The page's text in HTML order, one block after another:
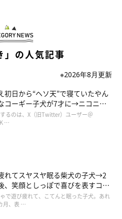
でに12kgあり、これからまだま
」の人気記事
※2026年8月更新
初日から“ヘソ天”で寝ていたやん
コーギー子犬が7才に→ニコニ
ギースマイル”が魅力のコに成
るのは、X（旧Twitter）ユーザー＠
…
れてスヤスヤ眠る柴犬の子犬→2
、笑顔としっぽで喜びを表すコに
で遊び疲れて、こてんと眠った子犬。あれ
月、表 …